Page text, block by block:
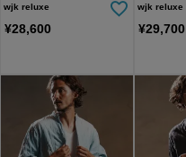
wjk reluxe
¥28,600
wjk reluxe
¥29,700